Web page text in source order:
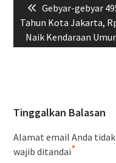
pos
Previous
post:
Gebyar-gebyar
Tahun Kota Jakarta,
Naik Kendaraan
Tinggalkan Balasan
Alamat email Anda
wajib ditandai*